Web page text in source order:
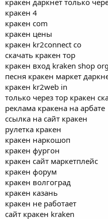
кракен даркнет только
кракен 4
кракен com
кракен цены
кракен kr2connect co
скачать кракен тор
кракен вход kraken shop org
песня кракен маркет
кракен kr2web in
только через тор кракен
реклама кракена на арбате
ссылка на сайт кракен
рулетка кракен
кракен наркошоп
кракен фургон
кракен сайт маркетплейс
кракен форум
кракен волгоград
кракен казань
кракен не работает
сайт кракен kraken